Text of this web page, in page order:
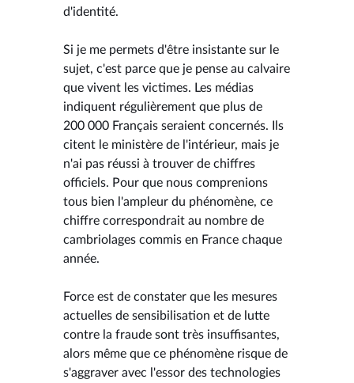
d'identité.
Si je me permets d'être insistante sur le
sujet, c'est parce que je pense au calvaire
que vivent les victimes. Les médias
indiquent régulièrement que plus de
200 000 Français seraient concernés. Ils
citent le ministère de l'intérieur, mais je
n'ai pas réussi à trouver de chiffres
officiels. Pour que nous comprenions
tous bien l'ampleur du phénomène, ce
chiffre correspondrait au nombre de
cambriolages commis en France chaque
année.
Force est de constater que les mesures
actuelles de sensibilisation et de lutte
contre la fraude sont très insuffisantes,
alors même que ce phénomène risque de
s'aggraver avec l'essor des technologies